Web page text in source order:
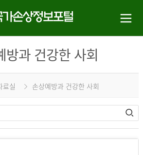
방과 건강한 사회
료실 손상예방과 건강한 사회